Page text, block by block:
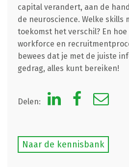
capital verandert, aan de
de neuroscience. Welke skills
toekomst het verschil? En
workforce en
bewees dat je met de juiste
gedrag, alles kunt bereiken!
Delen:
Naar de kennisbank